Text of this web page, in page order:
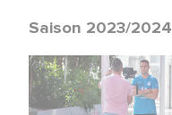
Saison 2023/2024